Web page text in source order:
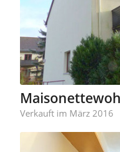
Verkauft im März 2016